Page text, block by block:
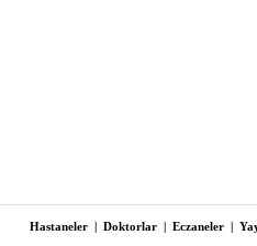
Hastaneler | Doktorlar | Eczaneler |